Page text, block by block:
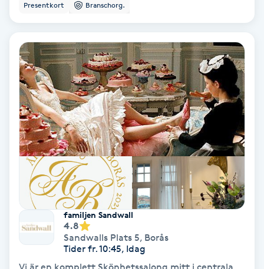
Volymfransar
Vårtor
Yin Yoga
Yoga
Yoga Nidra
Yogamassage
Zonterapi
Presentkort Branschorg.
familjen Sandwall
4.8
Sandwalls Plats 5, Borås
Tider fr. 10:45, Idag